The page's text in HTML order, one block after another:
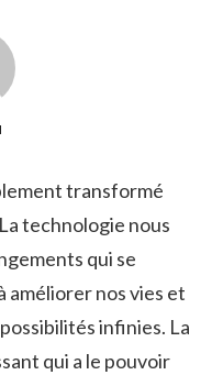
transformé
technologie nous
qui se
améliorer nos vies et
infinies. La
qui a le pouvoir